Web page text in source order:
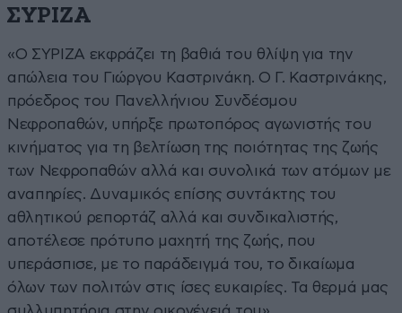
ΣΥΡΙΖΑ
«Ο ΣΥΡΙΖΑ εκφράζει τη βαθιά του θλίψη για την
απώλεια του Γιώργου Καστρινάκη. Ο Γ. Καστρινάκης,
πρόεδρος του Πανελλήνιου Συνδέσμου
Νεφροπαθών, υπήρξε πρωτοπόρος αγωνιστής του
κινήματος για τη βελτίωση της ποιότητας της ζωής
των Νεφροπαθών αλλά και συνολικά των ατόμων με
αναπηρίες. Δυναμικός επίσης συντάκτης του
αθλητικού ρεπορτάζ αλλά και συνδικαλιστής,
αποτέλεσε πρότυπο μαχητή της ζωής, που
υπεράσπισε, με το παράδειγμά του, το δικαίωμα
όλων των πολιτών στις ίσες ευκαιρίες. Τα θερμά μας